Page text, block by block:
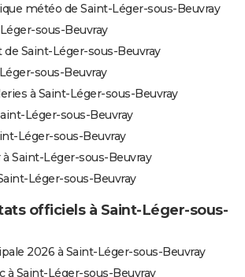
météo de Saint-Léger-sous-Beuvray
sous-Beuvray
Saint-Léger-sous-Beuvray
sous-Beuvray
à Saint-Léger-sous-Beuvray
Léger-sous-Beuvray
Léger-sous-Beuvray
Saint-Léger-sous-Beuvray
Léger-sous-Beuvray
officiels à Saint-Léger-sous-
2026 à Saint-Léger-sous-Beuvray
à Saint-Léger-sous-Beuvray